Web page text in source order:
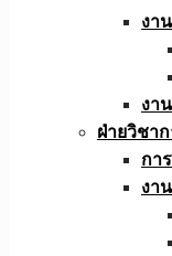
งา
งา
ฝ่ายวิชา
กา
งา